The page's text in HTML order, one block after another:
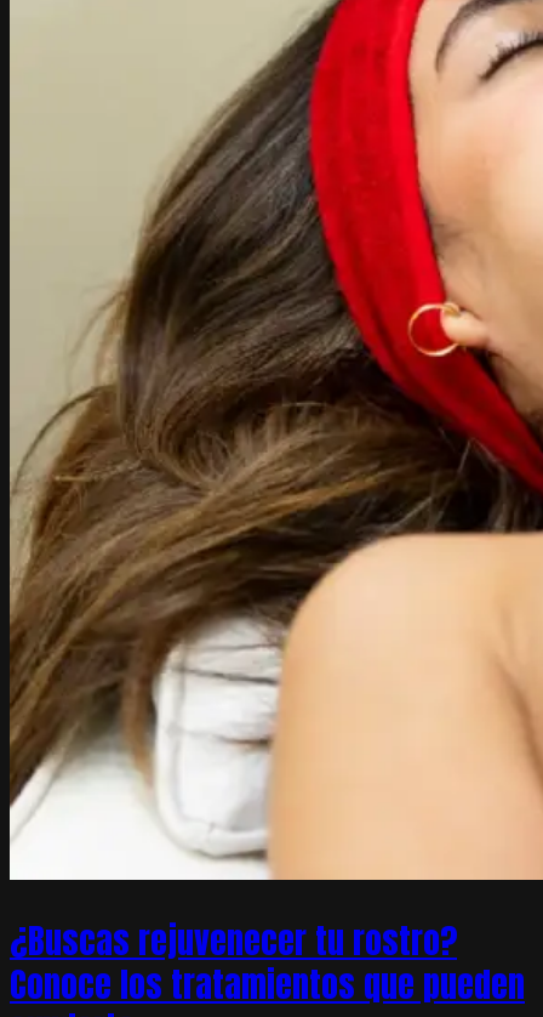
¿Buscas rejuvenecer tu rostro?
Conoce los tratamientos que pueden